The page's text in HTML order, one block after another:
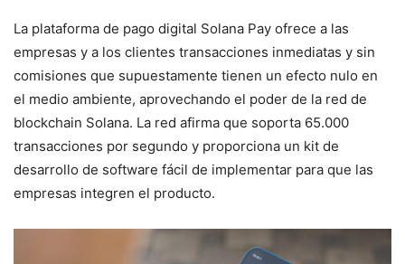
La plataforma de pago digital Solana Pay ofrece a las
empresas y a los clientes transacciones inmediatas y sin
comisiones que supuestamente tienen un efecto nulo en
el medio ambiente, aprovechando el poder de la red de
blockchain Solana. La red afirma que soporta 65.000
transacciones por segundo y proporciona un kit de
desarrollo de software fácil de implementar para que las
empresas integren el producto.